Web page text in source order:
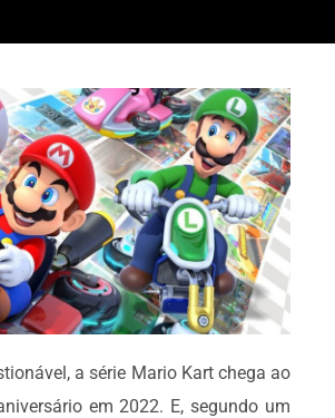
a série Mario Kart chega ao
em 2022. E, segundo um